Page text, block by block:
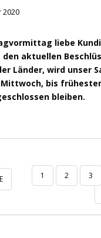
2020
liebe
den aktuellen
Länder, wird unser
bis
bleiben.
1 2 3